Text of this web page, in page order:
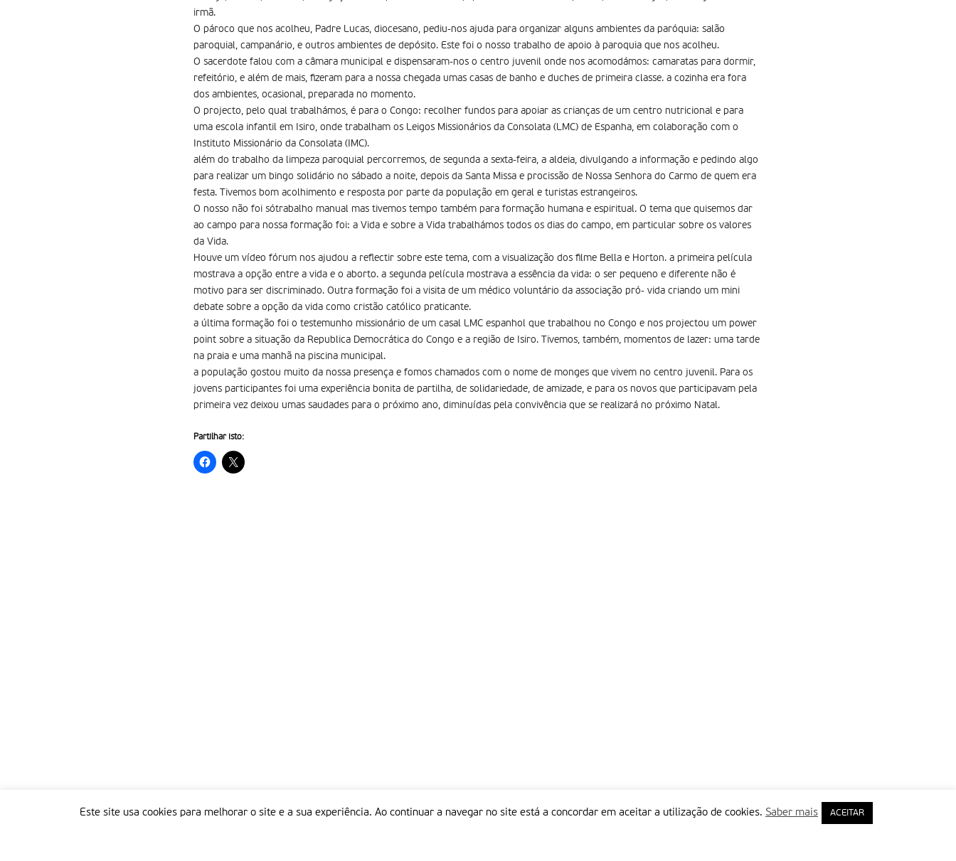
irmã.
O pároco que nos acolheu, Padre Lucas, diocesano, pediu-nos ajuda para organizar alguns ambientes da paróquia: salão
paroquial, campanário, e outros ambientes de depósito. Este foi o nosso trabalho de apoio à paroquia que nos acolheu.
O sacerdote falou com a câmara municipal e dispensaram-nos o centro juvenil onde nos acomodámos: camaratas para dormir,
refeitório, e além de mais, fizeram para a nossa chegada umas casas de banho e duches de primeira classe. a cozinha era fora
dos ambientes, ocasional, preparada no momento.
O projecto, pelo qual trabalhámos, é para o Congo: recolher fundos para apoiar as crianças de um centro nutricional e para
uma escola infantil em Isiro, onde trabalham os Leigos Missionários da Consolata (LMC) de Espanha, em colaboração com o
Instituto Missionário da Consolata (IMC).
além do trabalho da limpeza paroquial percorremos, de segunda a sexta-feira, a aldeia, divulgando a informação e pedindo algo
para realizar um bingo solidário no sábado a noite, depois da Santa Missa e procissão de Nossa Senhora do Carmo de quem era
festa. Tivemos bom acolhimento e resposta por parte da população em geral e turistas estrangeiros.
O nosso não foi sótrabalho manual mas tivemos tempo também para formação humana e espiritual. O tema que quisemos dar
ao campo para nossa formação foi: a Vida e sobre a Vida trabalhámos todos os dias do campo, em particular sobre os valores
da Vida.
Houve um vídeo fórum nos ajudou a reflectir sobre este tema, com a visualização dos filme Bella e Horton. a primeira película
mostrava a opção entre a vida e o aborto. a segunda película mostrava a essência da vida: o ser pequeno e diferente não é
motivo para ser discriminado. Outra formação foi a visita de um médico voluntário da associação pró- vida criando um mini
debate sobre a opção da vida como cristão católico praticante.
a última formação foi o testemunho missionário de um casal LMC espanhol que trabalhou no Congo e nos projectou um power
point sobre a situação da Republica Democrática do Congo e a região de Isiro. Tivemos, também, momentos de lazer: uma tarde
na praia e uma manhã na piscina municipal.
a população gostou muito da nossa presença e fomos chamados com o nome de monges que vivem no centro juvenil. Para os
jovens participantes foi uma experiência bonita de partilha, de solidariedade, de amizade, e para os novos que participavam pela
primeira vez deixou umas saudades para o próximo ano, diminuídas pela convivência que se realizará no próximo Natal.
Partilhar isto:
Este site usa cookies para melhorar o site e a sua experiência. Ao continuar a navegar no site está a concordar em aceitar a utilização de cookies. Saber mais ACEITAR